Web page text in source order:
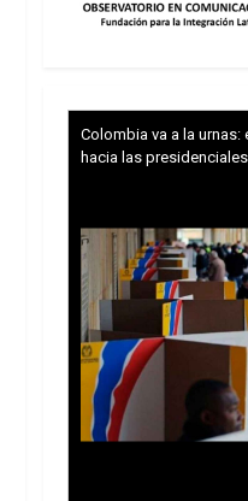
Colombia va a la urnas:
hacia las presidenciales